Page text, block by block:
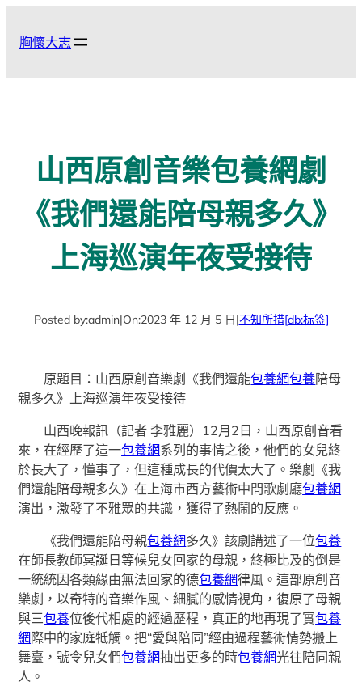
胸懷大志
山西原創音樂包養網劇
《我們還能陪母親多久》
上海巡演年夜受接待
Posted by:admin|On:2023 年 12 月 5 日|不知所措[db:标签]
原題目：山西原創音樂劇《我們還能包養網包養陪母
親多久》上海巡演年夜受接待
山西晚報訊（記者 李雅麗）12月2日，山西原創音看
來，在經歷了這一包養網系列的事情之後，他們的女兒終
於長大了，懂事了，但這種成長的代價太大了。樂劇《我
們還能陪母親多久》在上海市西方藝術中間歌劇廳包養網
演出，激發了不雅眾的共識，獲得了熱鬧的反應。
《我們還能陪母親包養網多久》該劇講述了一位包養
在師長教師冥誕日等候兒女回家的母親，終極比及的倒是
一統統因各類緣由無法回家的德包養網律風。這部原創音
樂劇，以奇特的音樂作風、細膩的感情視角，復原了母親
與三包養位後代相處的經過歷程，真正的地再現了實包養
網 際中的家庭牴觸。把“愛與陪同”經由過程藝術情勢搬上
舞臺，號令兒女們包養網抽出更多的時包養網光往陪同親
人。